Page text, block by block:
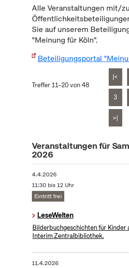
Alle Veranstaltungen mit/zu
Sie auf unserem
"Meinung für Köln".
Beteiligungsportal
Treffer 11–20 von 48
|<
3
>|
Veranstaltungen für
2026
4.4.2026
11:30 bis 12 Uhr
Eintritt frei
LeseWelten
Bilderbuchgeschichten für Kinder
Interim Zentralbibliothek.
11.4.2026